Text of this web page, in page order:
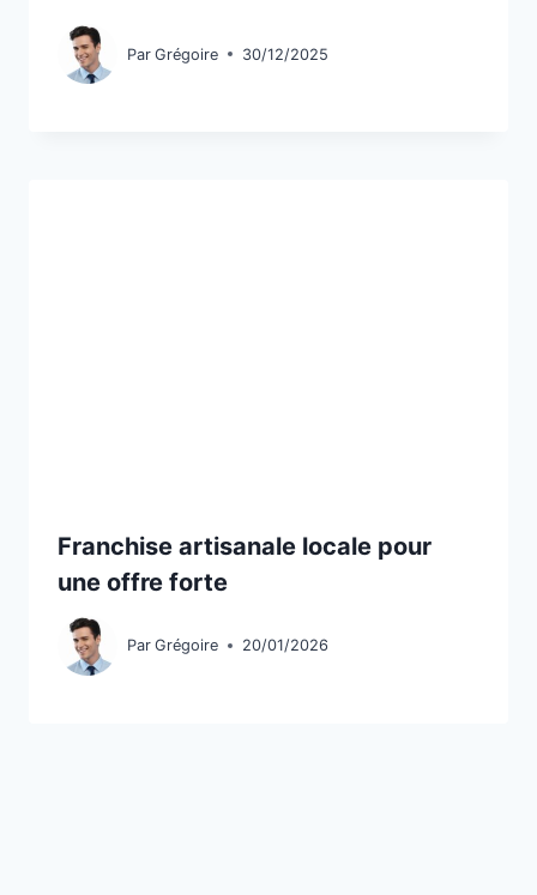
Par Grégoire 30/12/2025
Franchise artisanale locale pour
une offre forte
Par Grégoire 20/01/2026